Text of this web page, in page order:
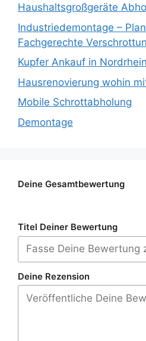
Haushaltsgroßgeräte
Industriedemontage –
Fachgerechte
Kupfer Ankauf in
Hausrenovierung wohin
Mobile Schrottabholung
Demontage
Deine Gesamtbewertung
Titel Deiner Bewertung
Deine Rezension